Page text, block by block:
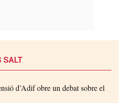
SALT
d’Adif obre un debat sobre el